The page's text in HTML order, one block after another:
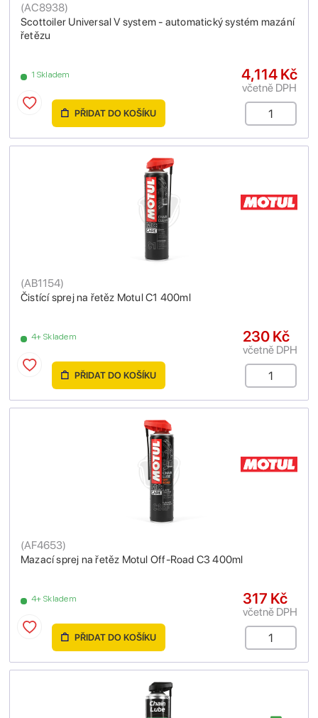
Scottoiler Universal V system - automatický systém mazání
řetězu
(AC8938)
1 Skladem 4,114 Kč
včetně DPH
PŘIDAT DO KOŠÍKU
Čistící sprej na řetěz Motul C1 400ml
(AB1154)
4+ Skladem 230 Kč
včetně DPH
PŘIDAT DO KOŠÍKU
Mazací sprej na řetěz Motul Off-Road C3 400ml
(AF4653)
4+ Skladem 317 Kč
včetně DPH
PŘIDAT DO KOŠÍKU